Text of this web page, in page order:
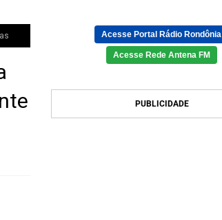
Acesse Portal Rádio Rondônia
Acesse Rede Antena FM
PUBLICIDADE